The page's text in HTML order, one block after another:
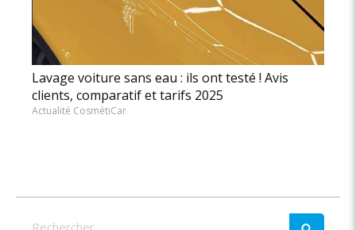
Lavage voiture sans eau : ils ont testé ! Avis
clients, comparatif et tarifs 2025
Actualité CosmétiCar
Rechercher